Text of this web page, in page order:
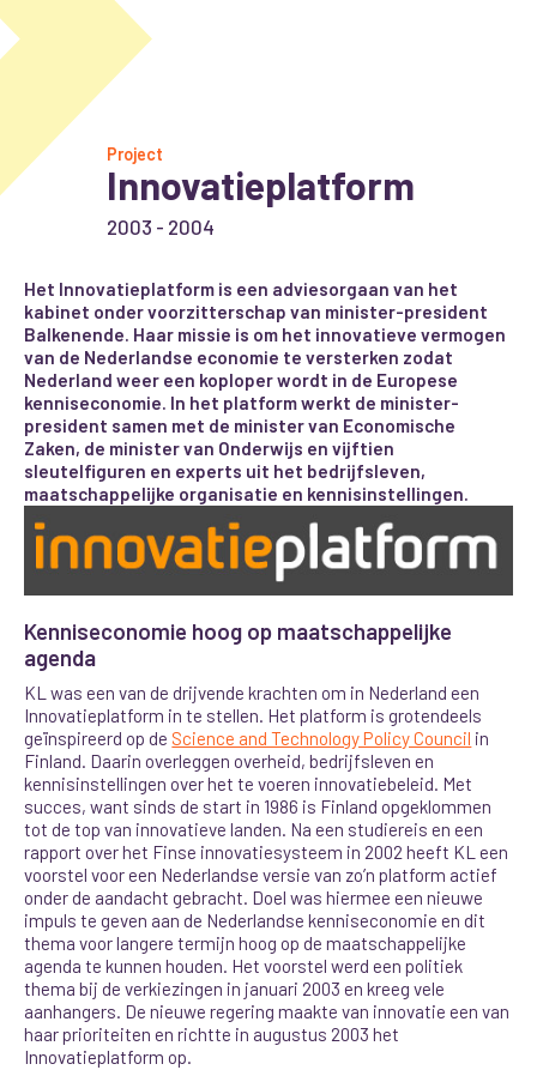
Project
Innovatieplatform
2003 - 2004
Het Innovatieplatform is een adviesorgaan van het
kabinet onder voorzitterschap van minister-president
Balkenende. Haar missie is om het innovatieve vermogen
van de Nederlandse economie te versterken zodat
Nederland weer een koploper wordt in de Europese
kenniseconomie. In het platform werkt de minister-
president samen met de minister van Economische
Zaken, de minister van Onderwijs en vijftien
sleutelfiguren en experts uit het bedrijfsleven,
maatschappelijke organisatie en kennisinstellingen.
Kenniseconomie hoog op maatschappelijke
agenda
KL was een van de drijvende krachten om in Nederland een
Innovatieplatform in te stellen. Het platform is grotendeels
geïnspireerd op de Science and Technology Policy Council in
Finland. Daarin overleggen overheid, bedrijfsleven en
kennisinstellingen over het te voeren innovatiebeleid. Met
succes, want sinds de start in 1986 is Finland opgeklommen
tot de top van innovatieve landen. Na een studiereis en een
rapport over het Finse innovatiesysteem in 2002 heeft KL een
voorstel voor een Nederlandse versie van zo’n platform actief
onder de aandacht gebracht. Doel was hiermee een nieuwe
impuls te geven aan de Nederlandse kenniseconomie en dit
thema voor langere termijn hoog op de maatschappelijke
agenda te kunnen houden. Het voorstel werd een politiek
thema bij de verkiezingen in januari 2003 en kreeg vele
aanhangers. De nieuwe regering maakte van innovatie een van
haar prioriteiten en richtte in augustus 2003 het
Innovatieplatform op.